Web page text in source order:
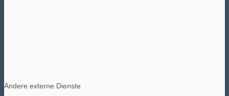
Andere externe Dienste